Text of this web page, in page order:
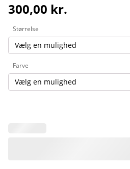
300,00 kr.
Størrelse
Farve